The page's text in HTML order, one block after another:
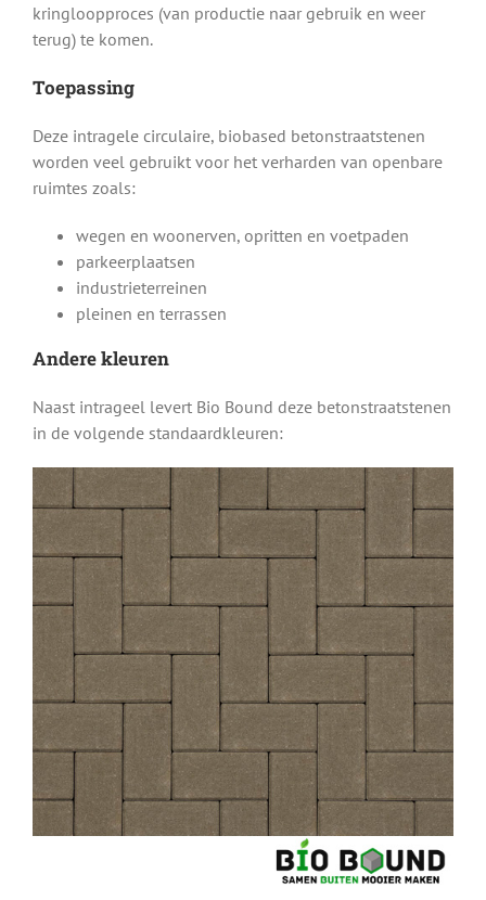
kringloopproces (van productie naar gebruik en weer
terug) te komen.
Toepassing
Deze intragele circulaire, biobased betonstraatstenen
worden veel gebruikt voor het verharden van openbare
ruimtes zoals:
wegen en woonerven, opritten en voetpaden
parkeerplaatsen
industrieterreinen
pleinen en terrassen
Andere kleuren
Naast intrageel levert Bio Bound deze betonstraatstenen
in de volgende standaardkleuren: